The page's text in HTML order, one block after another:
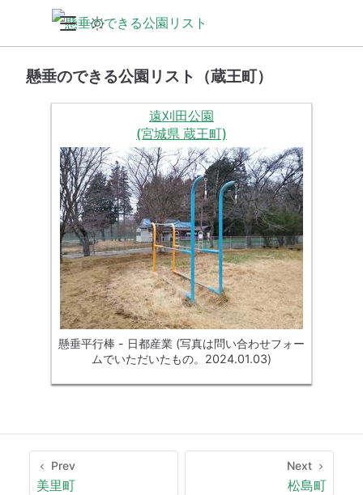
懸垂のできる公園リスト（蔵王町）
遠刈田公園
(宮城県 蔵王町)
懸垂平行棒 - 日都産業 (写真は問い合わせフォー
ムでいただいたもの。2024.01.03)
Prev
美里町
Next
松島町